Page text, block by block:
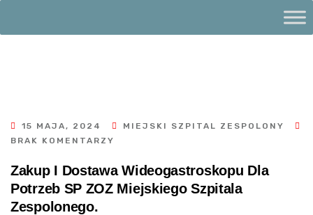
15 MAJA, 2024
MIEJSKI SZPITAL ZESPOLONY
BRAK KOMENTARZY
Zakup I Dostawa Wideogastroskopu Dla
Potrzeb SP ZOZ Miejskiego Szpitala
Zespolonego.